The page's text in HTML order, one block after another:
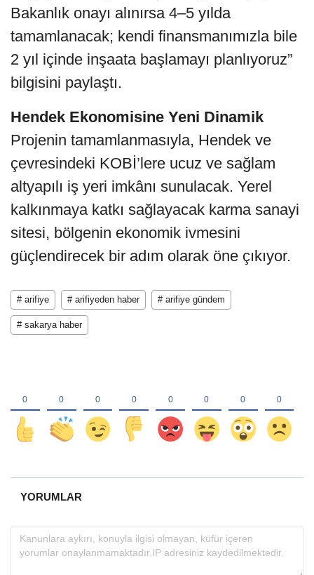
Bakanlık onayı alınırsa 4–5 yılda
tamamlanacak; kendi finansmanımızla bile
2 yıl içinde inşaata başlamayı planlıyoruz”
bilgisini paylaştı.
Hendek Ekonomisine Yeni Dinamik
Projenin tamamlanmasıyla, Hendek ve
çevresindeki KOBİ’lere ucuz ve sağlam
altyapılı iş yeri imkânı sunulacak. Yerel
kalkınmaya katkı sağlayacak karma sanayi
sitesi, bölgenin ekonomik ivmesini
güçlendirecek bir adım olarak öne çıkıyor.
# arifiye # arifiyeden haber # arifiye gündem
# sakarya haber
YORUMLAR